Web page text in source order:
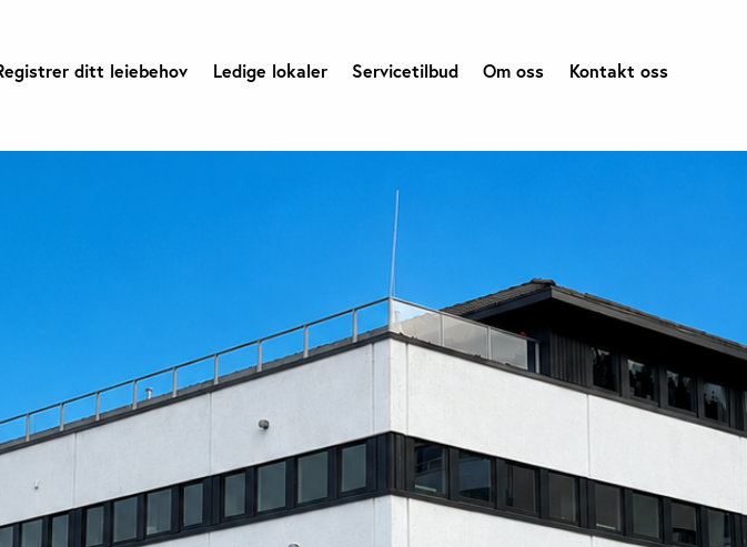
ditt leiebehov Ledige lokaler Servicetilbud Om oss Kontakt oss